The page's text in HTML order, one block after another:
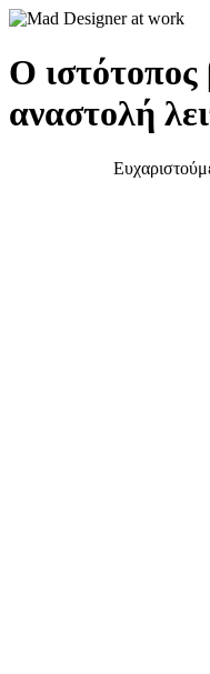
Ο ιστότοπος
αναστολή